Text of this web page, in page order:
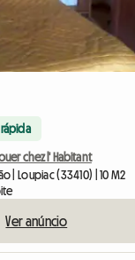
rápida
chez l' Habitant
| Loupiac (33410) | 10 M2
Ver anúncio